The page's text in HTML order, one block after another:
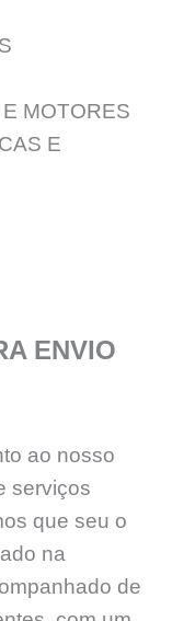
MOTORES
E
ENVIO
ao nosso
serviços
que seu o
na
de